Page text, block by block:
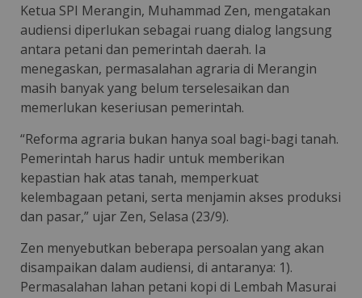
Ketua SPI Merangin, Muhammad Zen, mengatakan
audiensi diperlukan sebagai ruang dialog langsung
antara petani dan pemerintah daerah. Ia
menegaskan, permasalahan agraria di Merangin
masih banyak yang belum terselesaikan dan
memerlukan keseriusan pemerintah.
“Reforma agraria bukan hanya soal bagi-bagi tanah.
Pemerintah harus hadir untuk memberikan
kepastian hak atas tanah, memperkuat
kelembagaan petani, serta menjamin akses produksi
dan pasar,” ujar Zen, Selasa (23/9).
Zen menyebutkan beberapa persoalan yang akan
disampaikan dalam audiensi, di antaranya: 1).
Permasalahan lahan petani kopi di Lembah Masurai